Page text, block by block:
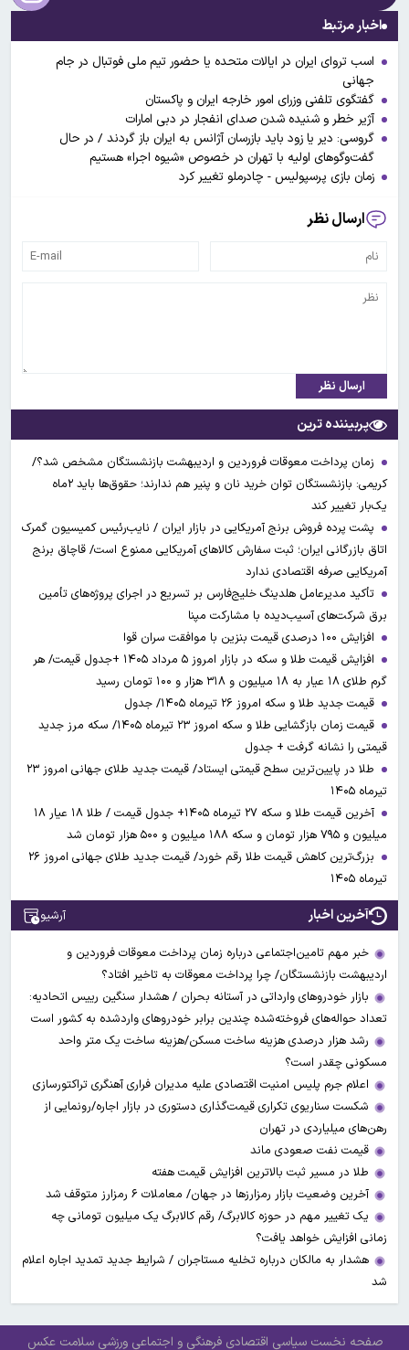
اخبار مرتبط
اسب تروای ایران در ایالات متحده یا حضور تیم ملی فوتبال در جام
جهانی
گفتگوی تلفنی وزرای امور خارجه ایران و پاکستان
آژیر خطر و شنیده شدن صدای انفجار در دبی امارات
گروسی: دیر یا زود باید بازرسان آژانس به ایران باز گردند / در حال
گفت‌وگوهای اولیه با تهران در خصوص «شیوه اجرا» هستیم
زمان بازی پرسپولیس - چادرملو تغییر کرد
ارسال نظر
ارسال نظر
پربیننده ترین
زمان پرداخت معوقات فروردین و اردیبهشت بازنشستگان مشخص شد؟/
کریمی: بازنشستگان توان خرید نان و پنیر هم ندارند؛ حقوق‌ها باید ۲ماه
یک‌بار تغییر کند
پشت پرده فروش برنج آمریکایی در بازار ایران / نایب‌رئیس کمیسیون گمرک
اتاق بازرگانی ایران؛ ثبت سفارش کالاهای آمریکایی ممنوع است/ قاچاق برنج
آمریکایی صرفه اقتصادی ندارد
تأکید مدیرعامل هلدینگ خلیج‌فارس بر تسریع در اجرای پروژه‌های تأمین
برق شرکت‌های آسیب‌دیده با مشارکت مپنا
افزایش ۱۰۰ درصدی قیمت بنزین با موافقت سران قوا
افزایش قیمت طلا و سکه در بازار امروز ۵ مرداد ۱۴۰۵ +جدول قیمت/ هر
گرم طلای ۱۸ عیار به ۱۸ میلیون و ۳۱۸ هزار و ۱۰۰ تومان رسید
قیمت جدید طلا و سکه امروز ۲۶ تیرماه ۱۴۰۵/ جدول
قیمت زمان بازگشایی طلا و سکه امروز ۲۳ تیرماه ۱۴۰۵/ سکه مرز جدید
قیمتی را نشانه گرفت + جدول
طلا در پایین‌ترین سطح قیمتی ایستاد/ قیمت جدید طلای جهانی امروز ۲۳
تیرماه ۱۴۰۵
آخرین قیمت طلا و سکه ۲۷ تیرماه ۱۴۰۵+ جدول قیمت / طلا ۱۸ عیار ۱۸
میلیون و ۷۹۵ هزار تومان و سکه ۱۸۸ میلیون و ۵۰۰ هزار تومان شد
بزرگ‌ترین کاهش قیمت طلا رقم خورد/ قیمت جدید طلای جهانی امروز ۲۶
تیرماه ۱۴۰۵
آخرین اخبار آرشیو
خبر مهم تامین‌اجتماعی درباره زمان پرداخت معوقات فروردین و
اردیبهشت بازنشستگان/ چرا پرداخت معوقات به تاخیر افتاد؟
بازار خودروهای وارداتی در آستانه بحران / هشدار سنگین رییس اتحادیه:
تعداد حواله‌های فروخته‌شده چندین برابر خودروهای واردشده به کشور است
رشد هزار درصدی هزینه ساخت مسکن/هزینه ساخت یک متر واحد
مسکونی چقدر است؟
اعلام جرم پلیس امنیت اقتصادی علیه مدیران فراری آهنگری تراکتورسازی
شکست سناریوی تکراری قیمت‌گذاری دستوری در بازار اجاره/رونمایی از
رهن‌های میلیاردی در تهران
قیمت نفت صعودی ماند
طلا در مسیر ثبت بالاترین افزایش قیمت هفته
آخرین وضعیت بازار رمزارزها در جهان/ معاملات ۶ رمزارز متوقف شد
یک تغییر مهم در حوزه کالابرگ/ رقم کالابرگ یک میلیون تومانی چه
زمانی افزایش خواهد یافت؟
هشدار به مالکان درباره تخلیه مستاجران / شرایط جدید تمدید اجاره اعلام
شد
صفحه نخست سیاسی اقتصادی فرهنگی و اجتماعی ورزشی سلامت عکس